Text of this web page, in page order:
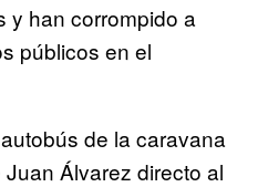
y han corrompido a
públicos en el
de la caravana
Álvarez directo al